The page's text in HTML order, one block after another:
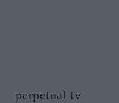
perpetual tv